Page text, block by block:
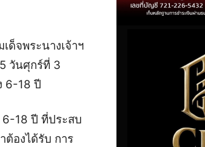
ด็จพระนางเจ้าฯ
วันศุกร์ที่ 3
6-18 ปี
18 ปี ที่ประสบ
ต้องได้รับ การ